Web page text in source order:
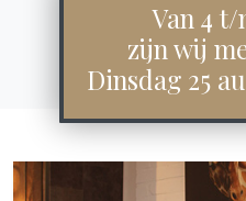
Van 4 t/
zijn wij
Dinsdag 25